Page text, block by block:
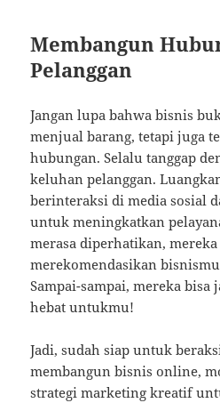
Membangun
Pelanggan
Jangan lupa bahwa bisnis
menjual barang, tetapi juga
hubungan. Selalu tanggap
keluhan pelanggan.
berinteraksi di media sosial
untuk meningkatkan
merasa diperhatikan,
merekomendasikan
Sampai-sampai, mereka bisa
hebat untukmu!
Jadi, sudah siap untuk
membangun bisnis online,
strategi marketing kreatif